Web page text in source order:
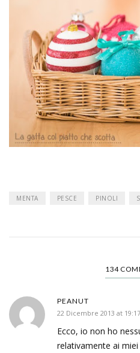
MENTA PESCE PINOLI
134
PEANUT
22 Dicembre 2013 at 19:17
Ecco, io non ho
relativamente ai